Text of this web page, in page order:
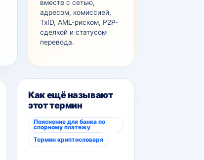
вместе с сетью,
адресом, комиссией,
TxID, AML-рискoм, P2P-
сделкой и статусом
перевода.
Как ещё называют
этот термин
Пояснение для банка по
спорному платежу
Термин криптословаря